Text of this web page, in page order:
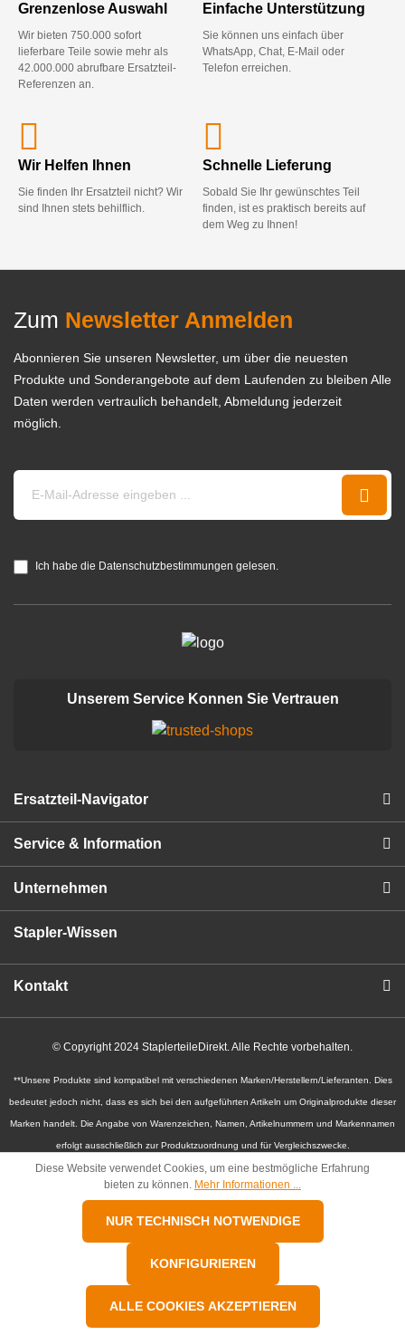
Grenzenlose Auswahl
Wir bieten 750.000 sofort
lieferbare Teile sowie mehr als
42.000.000 abrufbare Ersatzteil-
Referenzen an.
Einfache Unterstützung
Sie können uns einfach über
WhatsApp, Chat, E-Mail oder
Telefon erreichen.
Wir Helfen Ihnen
Sie finden Ihr Ersatzteil nicht? Wir
sind Ihnen stets behilflich.
Schnelle Lieferung
Sobald Sie Ihr gewünschtes Teil
finden, ist es praktisch bereits auf
dem Weg zu Ihnen!
Zum Newsletter Anmelden
Abonnieren Sie unseren Newsletter, um über die neuesten
Produkte und Sonderangebote auf dem Laufenden zu bleiben Alle
Daten werden vertraulich behandelt, Abmeldung jederzeit
möglich.
Ich habe die Datenschutzbestimmungen gelesen.
Unserem Service Konnen Sie Vertrauen
Ersatzteil-Navigator
Service & Information
Unternehmen
Stapler-Wissen
Kontakt
© Copyright 2024 StaplerteileDirekt. Alle Rechte vorbehalten.
**Unsere Produkte sind kompatibel mit verschiedenen Marken/Herstellern/Lieferanten. Dies
bedeutet jedoch nicht, dass es sich bei den aufgeführten Artikeln um Originalprodukte dieser
Marken handelt. Die Angabe von Warenzeichen, Namen, Artikelnummern und Markennamen
erfolgt ausschließlich zur Produktzuordnung und für Vergleichszwecke.
**Unser Angebot richtet sich an Gewerbetreibende, Selbständige, Behörden, Landwirte und
Freiberufler.
Diese Website verwendet Cookies, um eine bestmögliche Erfahrung
bieten zu können. Mehr Informationen ...
NUR TECHNISCH NOTWENDIGE
KONFIGURIEREN
ALLE COOKIES AKZEPTIEREN